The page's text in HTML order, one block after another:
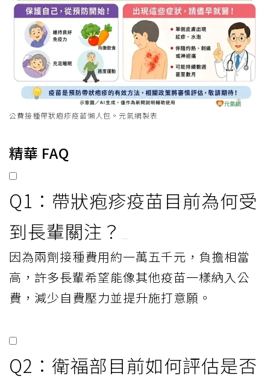
公費接種帶狀疱疹疫苗懶人包。元氣網製表
精華 FAQ
Q1：帶狀疱疹疫苗目前為何受
到長輩關注？
因為兩劑接種費用約一萬五千元，負擔相當
高，許多長輩希望能像其他疫苗一樣納入公
費，減少自費壓力並提升施打意願。
Q2：衛福部目前如何評估是否